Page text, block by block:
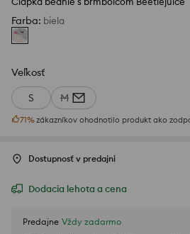
Farba: biela
Veľkosť
S M
71%zákazníkov ohodnotilo produkt ako
Dostupnosť v predajni
Dodacia lehota a cena
Predajne Vždy zadarmo